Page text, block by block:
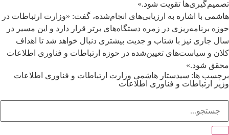
تصمیم‌گیری‌ها تقویت شود.»
هاشمی با اشاره به ارزیابی‌های انجام‌شده، گفت: «وزارت ارتباطات در
حوزه برنامه‌ریزی در زمره دستگاه‌های برتر قرار دارد و این مسیر در
سال جاری نیز با شتاب و جدیت بیشتری دنبال خواهد شد تا اهداف
کلان و سیاست‌های تعیین‌شده در حوزه ارتباطات و فناوری اطلاعات
محقق شود.»
برچسب ها: سیدستار هاشمی وزارت ارتباطات و فناوری اطلاعات
وزیر ارتباطات و فناوری اطلاعات